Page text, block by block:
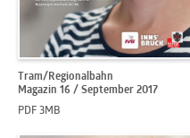
Tram/Regionalbahn
Magazin 16 / September 2017
PDF 3MB